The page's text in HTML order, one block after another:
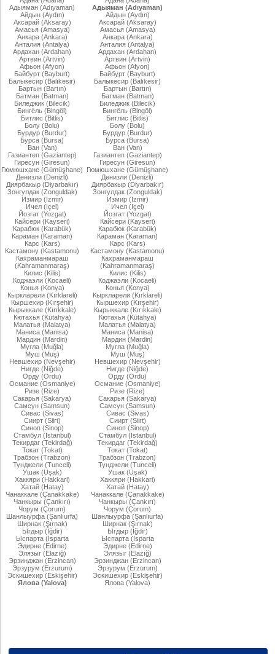
Адыяман (Adıyaman)
Айдын (Aydın)
Аксарай (Aksaray)
Амасья (Amasya)
Анкара (Ankara)
Анталия (Antalya)
Ардахан (Ardahan)
Артвин (Artvin)
Афьон (Afyon)
Байбурт (Bayburt)
Балыкесир (Balıkesir)
Бартын (Bartın)
Батман (Batman)
Биледжик (Bilecik)
Бингёль (Bingöl)
Битлис (Bitlis)
Болу (Bolu)
Бурдур (Burdur)
Бурса (Bursa)
Ван (Van)
Газиантеп (Gaziantep)
Гиресун (Giresun)
Гюмюшхане (Gümüşhane)
Денизли (Denizli)
Диярбакыр (Diyarbakır)
Зонгулдак (Zonguldak)
Измир (Izmir)
Ичел (Içel)
Йозгат (Yozgat)
Кайсери (Kayseri)
Карабюк (Karabük)
Караман (Karaman)
Карс (Kars)
Кастамону (Kastamonu)
Кахраманмараш
(Kahramanmaraş)
Килис (Kilis)
Коджаэли (Kocaeli)
Конья (Konya)
Кыркларели (Kırklareli)
Кыршехир (Kırşehir)
Кырыккале (Kırıkkale)
Кютахья (Kütahya)
Малатья (Malatya)
Маниса (Manisa)
Мардин (Mardin)
Мугла (Muğla)
Муш (Muş)
Невшехир (Nevşehir)
Нигде (Niğde)
Орду (Ordu)
Османие (Osmaniye)
Ризе (Rize)
Сакарья (Sakarya)
Самсун (Samsun)
Сивас (Sivas)
Сиирт (Siirt)
Синоп (Sinop)
Стамбул (Istanbul)
Текирдаг (Tekirdağ)
Токат (Tokat)
Трабзон (Trabzon)
Тунджели (Tunceli)
Ушак (Uşak)
Хаккяри (Hakkari)
Хатай (Hatay)
Чанаккале (Çanakkake)
Чанкыры (Çankırı)
Чорум (Çorum)
Шанлыурфа (Şanlıurfa)
Ширнак (Şırnak)
Ыгдыр (Iğdir)
Ыспарта (İsparta
Эдирне (Edirne)
Элязыг (Elazığ)
Эрзинджан (Erzincan)
Эрзурум (Erzurum)
Эскишехир (Eskişehir)
Ялова (Yalova)
Адыяман (Adıyaman)
Айдын (Aydın)
Аксарай (Aksaray)
Амасья (Amasya)
Анкара (Ankara)
Анталия (Antalya)
Ардахан (Ardahan)
Артвин (Artvin)
Афьон (Afyon)
Байбурт (Bayburt)
Балыкесир (Balıkesir)
Бартын (Bartın)
Батман (Batman)
Биледжик (Bilecik)
Бингёль (Bingöl)
Битлис (Bitlis)
Болу (Bolu)
Бурдур (Burdur)
Бурса (Bursa)
Ван (Van)
Газиантеп (Gaziantep)
Гиресун (Giresun)
Гюмюшхане (Gümüşhane)
Денизли (Denizli)
Диярбакыр (Diyarbakır)
Зонгулдак (Zonguldak)
Измир (Izmir)
Ичел (Içel)
Йозгат (Yozgat)
Кайсери (Kayseri)
Карабюк (Karabük)
Караман (Karaman)
Карс (Kars)
Кастамону (Kastamonu)
Кахраманмараш
(Kahramanmaraş)
Килис (Kilis)
Коджаэли (Kocaeli)
Конья (Konya)
Кыркларели (Kırklareli)
Кыршехир (Kırşehir)
Кырыккале (Kırıkkale)
Кютахья (Kütahya)
Малатья (Malatya)
Маниса (Manisa)
Мардин (Mardin)
Мугла (Muğla)
Муш (Muş)
Невшехир (Nevşehir)
Нигде (Niğde)
Орду (Ordu)
Османие (Osmaniye)
Ризе (Rize)
Сакарья (Sakarya)
Самсун (Samsun)
Сивас (Sivas)
Сиирт (Siirt)
Синоп (Sinop)
Стамбул (Istanbul)
Текирдаг (Tekirdağ)
Токат (Tokat)
Трабзон (Trabzon)
Тунджели (Tunceli)
Ушак (Uşak)
Хаккяри (Hakkari)
Хатай (Hatay)
Чанаккале (Çanakkake)
Чанкыры (Çankırı)
Чорум (Çorum)
Шанлыурфа (Şanlıurfa)
Ширнак (Şırnak)
Ыгдыр (Iğdir)
Ыспарта (İsparta
Эдирне (Edirne)
Элязыг (Elazığ)
Эрзинджан (Erzincan)
Эрзурум (Erzurum)
Эскишехир (Eskişehir)
Ялова (Yalova)